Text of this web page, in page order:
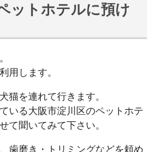
ットホテルに預け
用します。
猫を連れて行きます。
いる大阪市淀川区のペットホテ
て聞いてみて下さい。
歯磨き・トリミングなどを頼め